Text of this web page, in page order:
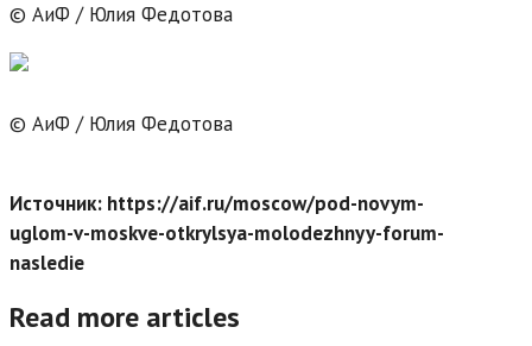
© АиФ / Юлия Федотова
© АиФ / Юлия Федотова
Источник: https://aif.ru/moscow/pod-novym-
uglom-v-moskve-otkrylsya-molodezhnyy-forum-
nasledie
Read more articles